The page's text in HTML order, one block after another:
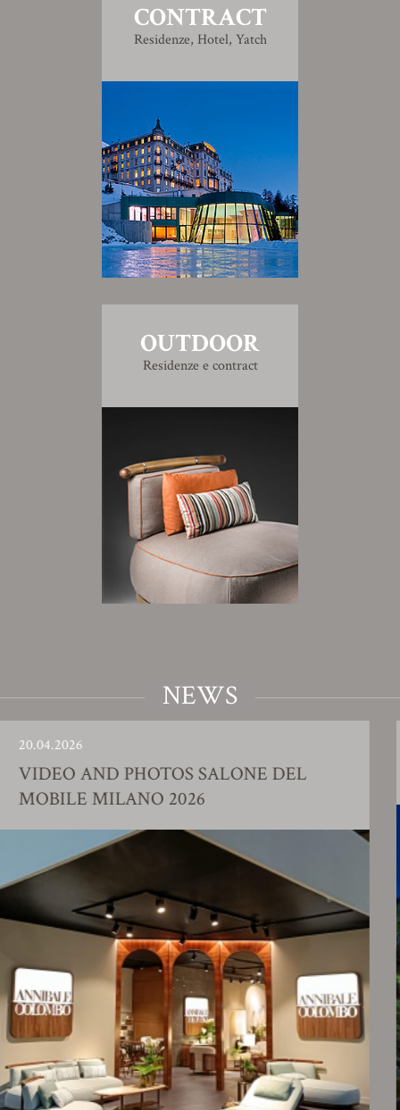
CONTRACT
Residenze, Hotel, Yatch
OUTDOOR
Residenze e contract
NEWS
AND PHOTOS SALONE DEL
MILANO 2026